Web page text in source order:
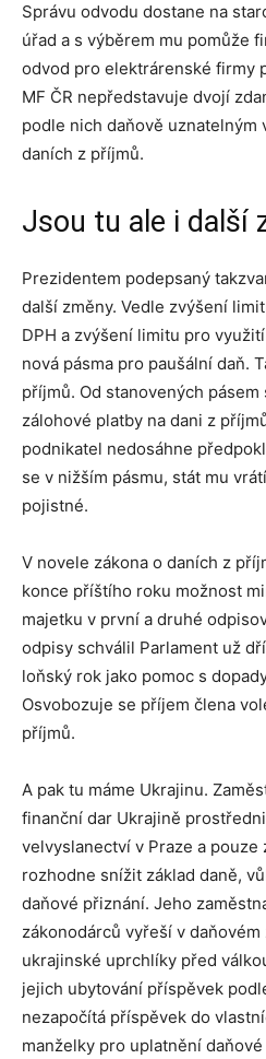
Správu odvodu dostane na
úřad a s výběrem mu pomůže
odvod pro elektrárenské firmy
MF ČR nepředstavuje dvojí
podle nich daňově uznatelným
daních z příjmů.
Jsou tu ale i další
Prezidentem podepsaný
další změny. Vedle zvýšení
DPH a zvýšení limitu pro
nová pásma pro paušální daň.
příjmů. Od stanovených
zálohové platby na dani z
podnikatel nedosáhne
se v nižším pásmu, stát mu
pojistné.
V novele zákona o daních z
konce příštího roku možnost
majetku v první a druhé
odpisy schválil Parlament už
loňský rok jako pomoc s
Osvobozuje se příjem člena
příjmů.
A pak tu máme Ukrajinu.
finanční dar Ukrajině
velvyslanectví v Praze a
rozhodne snížit základ daně,
daňové přiznání. Jeho
zákonodárců vyřeší v
ukrajinské uprchlíky před
jejich ubytování příspěvek
nezapočítá příspěvek do
manželky pro uplatnění